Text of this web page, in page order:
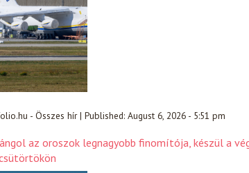
- Összes hír| Published: August 6, 2026 - 5:51 pm
az oroszok legnagyobb finomítója, készül a